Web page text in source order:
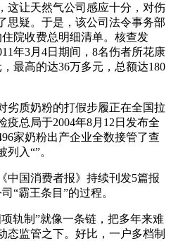
这让天然气公司感应十分，对伤
思疑。于是，该公司法令事务部
院收费总明细清单。核查发
年3月4日期间，8名伤者所花康
最高的达36万多元，总额达180
质奶粉的打假步履正在全国拉
总局于2004年8月12日发布全
家奶粉出产企业全数接管了查
入“”。
国消费者报》持续刊发5篇报
“霸王条目”的过程。
制”就像一条链，把多年来难
态监管之下。好比，一户多档制